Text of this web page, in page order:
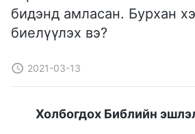
бидэнд амласан. Бурхан
биелүүлэх вэ?
2021-03-13
Холбогдох Библийн